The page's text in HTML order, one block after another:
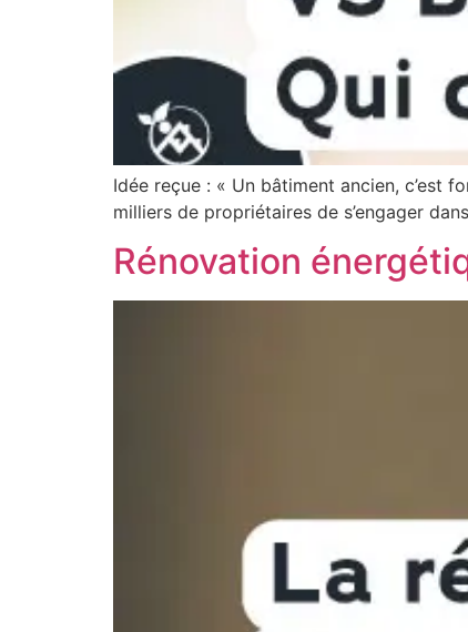
Idée reçue : « Un bâtiment ancien, c’est
milliers de propriétaires de s’engager
Rénovation